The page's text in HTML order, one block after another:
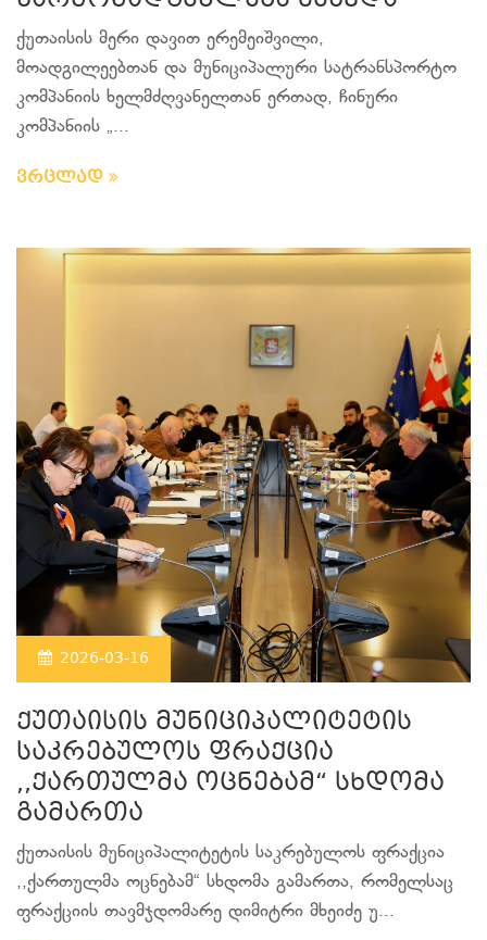
ქუთაისის მერი დავით ერემეიშვილი,
მოადგილეებთან და მუნიციპალური სატრანსპორტო
კომპანიის ხელმძღვანელთან ერთად, ჩინური
კომპანიის „...
ვრცლად
2026-03-16
ქუთაისის მუნიციპალიტეტის
საკრებულოს ფრაქცია
,,ქართულმა ოცნებამ“ სხდომა
გამართა
ქუთაისის მუნიციპალიტეტის საკრებულოს ფრაქცია
,,ქართულმა ოცნებამ“ სხდომა გამართა, რომელსაც
ფრაქციის თავმჯდომარე დიმიტრი მხეიძე უ...